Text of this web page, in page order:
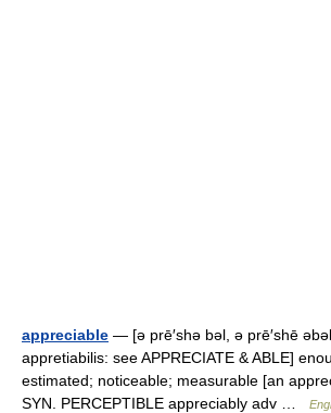
appreciable — [ə prē′shə bəl, ə prē′shē
appretiabilis: see APPRECIATE & ABLE]
estimated; noticeable; measurable [an
SYN. PERCEPTIBLE appreciably adv …